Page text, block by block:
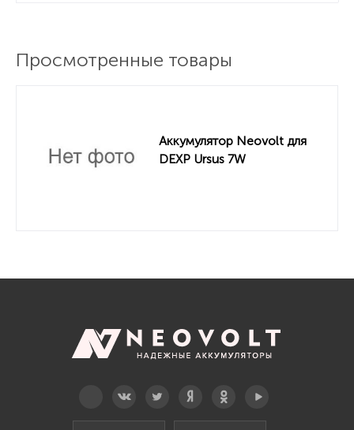
Просмотренные товары
Аккумулятор Neovolt для
DEXP Ursus 7W